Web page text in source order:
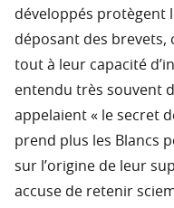
développés protègent
déposant des brevets,
tout à leur capacité
entendu très souvent
appelaient « le secret
prend plus les Blancs
sur l’origine de leur
accuse de retenir